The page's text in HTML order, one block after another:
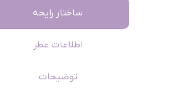
ساختار رایحه
اطلاعات عطر
توضیحات